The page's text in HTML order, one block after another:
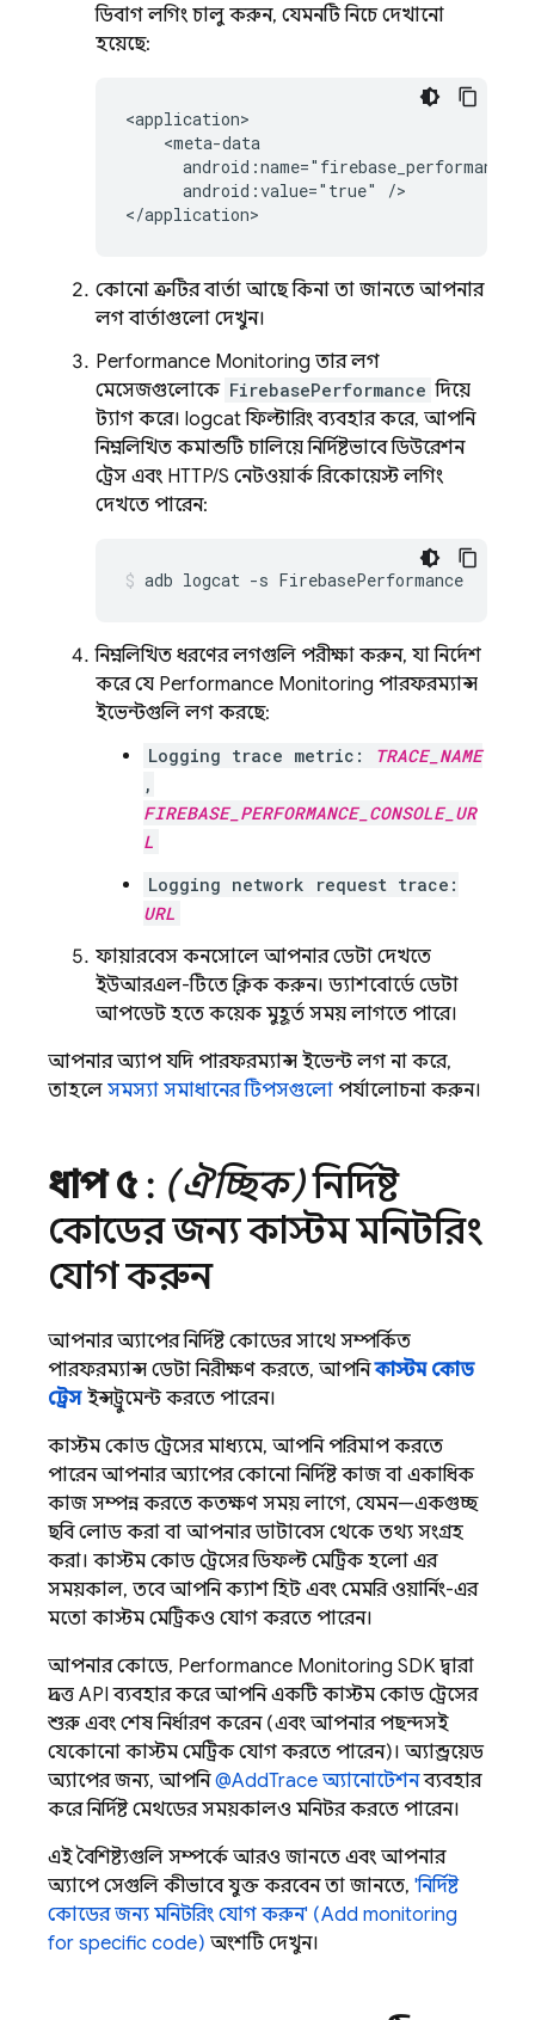
ডিবাগ লগিং চালু করুন, যেমনটি নিচে দেখানো
হয়েছে:
<application>
    <meta-data
      android:value="true" />
</application>
কোনো ত্রুটির বার্তা আছে কিনা তা জানতে আপনার
লগ বার্তাগুলো দেখুন।
Performance Monitoring তার লগ
মেসেজগুলোকে FirebasePerformance দিয়ে
ট্যাগ করে। logcat ফিল্টারিং ব্যবহার করে, আপনি
নিম্নলিখিত কমান্ডটি চালিয়ে নির্দিষ্টভাবে ডিউরেশন
ট্রেস এবং HTTP/S নেটওয়ার্ক রিকোয়েস্ট লগিং
দেখতে পারেন:
adb logcat -s FirebasePerformance
নিম্নলিখিত ধরণের লগগুলি পরীক্ষা করুন, যা নির্দেশ
করে যে Performance Monitoring পারফরম্যান্স
ইভেন্টগুলি লগ করছে:
Logging trace metric:
TRACE_NAME
,
FIREBASE_PERFORMANCE_CONSOLE_UR
L
Logging network request trace:
URL
ফায়ারবেস কনসোলে আপনার ডেটা দেখতে
ইউআরএল-টিতে ক্লিক করুন। ড্যাশবোর্ডে ডেটা
আপডেট হতে কয়েক মুহূর্ত সময় লাগতে পারে।
আপনার অ্যাপ যদি পারফরম্যান্স ইভেন্ট লগ না করে,
তাহলে সমস্যা সমাধানের টিপসগুলো পর্যালোচনা করুন।
ধাপ ৫: (ঐচ্ছিক)নির্দিষ্ট
কোডের জন্য কাস্টম মনিটরিং
যোগ করুন
আপনার অ্যাপের নির্দিষ্ট কোডের সাথে সম্পর্কিত
পারফরম্যান্স ডেটা নিরীক্ষণ করতে, আপনিকাস্টম কোড
ট্রেসইন্সট্রুমেন্ট করতে পারেন।
কাস্টম কোড ট্রেসের মাধ্যমে, আপনি পরিমাপ করতে
পারেন আপনার অ্যাপের কোনো নির্দিষ্ট কাজ বা একাধিক
কাজ সম্পন্ন করতে কতক্ষণ সময় লাগে, যেমন—একগুচ্ছ
ছবি লোড করা বা আপনার ডাটাবেস থেকে তথ্য সংগ্রহ
করা। কাস্টম কোড ট্রেসের ডিফল্ট মেট্রিক হলো এর
সময়কাল, তবে আপনি ক্যাশ হিট এবং মেমরি ওয়ার্নিং-এর
মতো কাস্টম মেট্রিকও যোগ করতে পারেন।
আপনার কোডে, Performance Monitoring SDK দ্বারা
প্রদত্ত API ব্যবহার করে আপনি একটি কাস্টম কোড ট্রেসের
শুরু এবং শেষ নির্ধারণ করেন (এবং আপনার পছন্দসই
যেকোনো কাস্টম মেট্রিক যোগ করতে পারেন)। অ্যান্ড্রয়েড
অ্যাপের জন্য, আপনি@AddTrace অ্যানোটেশনব্যবহার
করে নির্দিষ্ট মেথডের সময়কালও মনিটর করতে পারেন।
এই বৈশিষ্ট্যগুলি সম্পর্কে আরও জানতে এবং আপনার
অ্যাপে সেগুলি কীভাবে যুক্ত করবেন তা জানতে, 'নির্দিষ্ট
কোডের জন্য মনিটরিং যোগ করুন' (Add monitoring
for specific code) অংশটি দেখুন।